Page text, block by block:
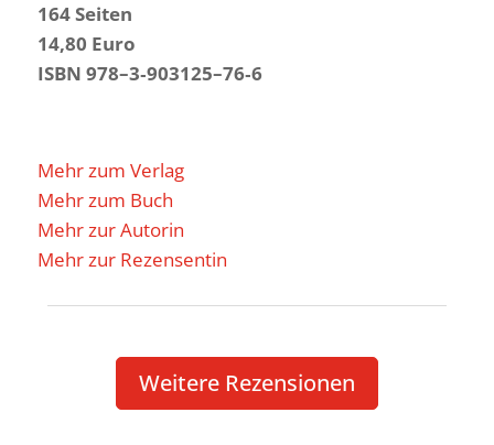
164 Seiten
14,80 Euro
ISBN 978–3‑903125–76‑6
Mehr zum Verlag
Mehr zum Buch
Mehr zur Autorin
Mehr zur Rezensentin
Weitere Rezen­sionen